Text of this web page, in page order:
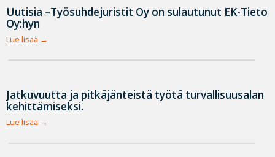
Uutisia –Työsuhdejuristit Oy on sulautunut EK-Tieto
Oy:hyn
Lue lisää
Jatkuvuutta ja pitkäjänteistä työtä turvallisuusalan
kehittämiseksi.
Lue lisää